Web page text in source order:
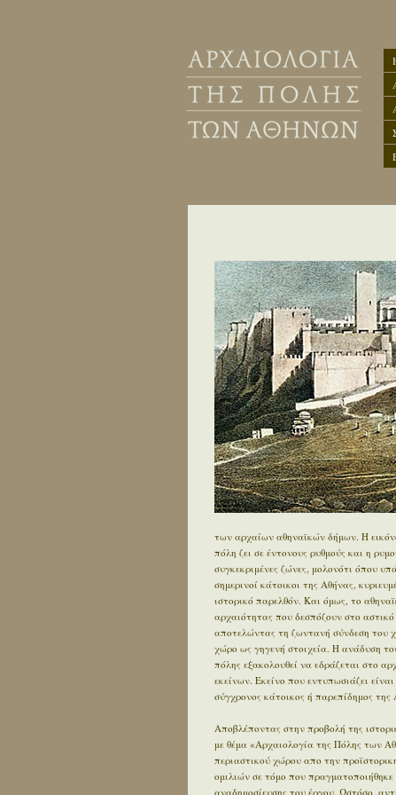
των αρχαίων αθηναϊκών δήμων. Η
πόλη ζει σε έντονους ρυθμούς και η
συγκεκριμένες ζώνες, μολονότι όπου
σημερινοί κάτοικοι της Αθήνας,
ιστορικό παρελθόν. Και όμως, το
αρχαιότητας που δεσπόζουν στο αστικό
αποτελώντας τη ζωντανή σύνδεση του
χώρο ως γηγενή στοιχεία. Η ανάδυση
πόλης εξακολουθεί να εδράζεται στο
εκείνων. Εκείνο που εντυπωσιάζει
σύγχρονος κάτοικος ή παρεπίδημος της
Αποβλέποντας στην προβολή της
με θέμα «Αρχαιολογία της Πόλης των
περιαστικού χώρου απο την
ομιλιών σε τόμο που
αναδημοσίευσης του έργου. Ωστόσο,